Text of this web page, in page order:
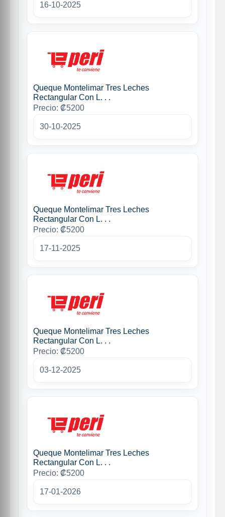
16-10-2025
Queque Montelimar Tres Leches
Rectangular Con L. . .
Precio: ₡5200
30-10-2025
Queque Montelimar Tres Leches
Rectangular Con L. . .
Precio: ₡5200
17-11-2025
Queque Montelimar Tres Leches
Rectangular Con L. . .
Precio: ₡5200
03-12-2025
Queque Montelimar Tres Leches
Rectangular Con L. . .
Precio: ₡5200
17-01-2026